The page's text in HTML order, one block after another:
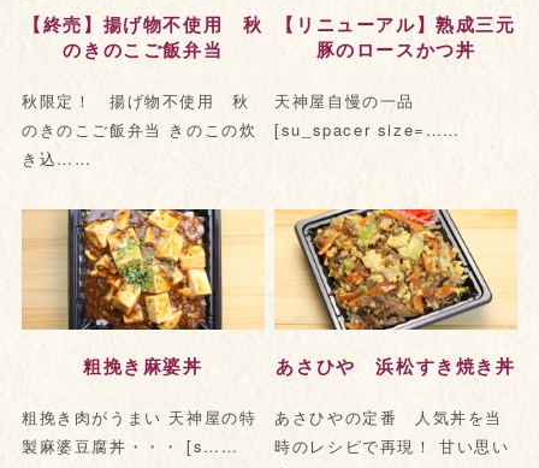
【終売】揚げ物不使用 秋
のきのこご飯弁当
秋限定！ 揚げ物不使用 秋
のきのこご飯弁当 きのこの炊
き込……
【リニューアル】熟成三元
豚のロースかつ丼
天神屋自慢の一品
[su_spacer size=……
粗挽き麻婆丼
粗挽き肉がうまい 天神屋の特
製麻婆豆腐丼・・・ [s……
あさひや 浜松すき焼き丼
あさひやの定番 人気丼を当
時のレシピで再現！ 甘い思い